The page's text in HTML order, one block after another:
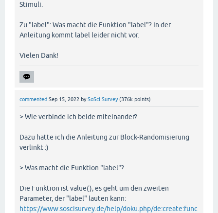
Stimuli.
Zu "label": Was macht die Funktion "label"? In der
Anleitung kommt label leider nicht vor.
Vielen Dank!
commented Sep 15, 2022 bySoSci Survey (376k points)
> Wie verbinde ich beide miteinander?
Dazu hatte ich die Anleitung zur Block-Randomisierung
verlinkt :)
> Was macht die Funktion "label"?
Die Funktion ist value(), es geht um den zweiten
Parameter, der "label" lauten kann:
https://www.soscisurvey.de/help/doku.php/de:create:func